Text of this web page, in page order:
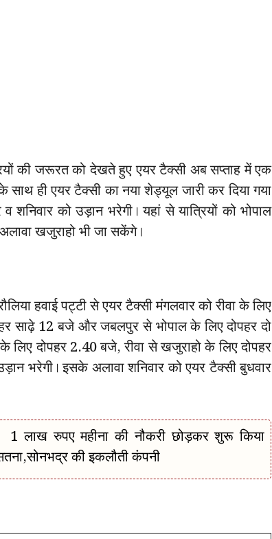
जरूरत को देखते हुए एयर टैक्सी अब सप्ताह में एक
साथ ही एयर टैक्सी का नया शेड्यूल जारी कर दिया गया
शनिवार को उड़ान भरेगी। यहां से यात्रियों को भोपाल
खजुराहो भी जा सकेंगे।
हवाई पट्टी से एयर टैक्सी मंगलवार को रीवा के लिए
साढ़े 12 बजे और जबलपुर से भोपाल के लिए दोपहर दो
लिए दोपहर 2.40 बजे, रीवा से खजुराहो के लिए दोपहर
भरेगी। इसके अलावा शनिवार को एयर टैक्सी बुधवार
रुपए महीना की नौकरी छोड़कर शुरू किया
की इकलौती कंपनी